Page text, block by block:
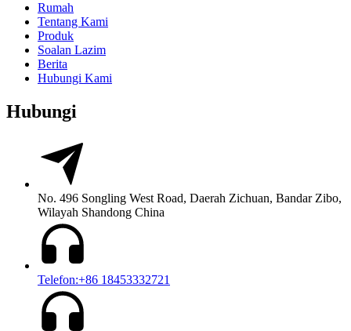
Rumah
Tentang Kami
Produk
Soalan Lazim
Berita
Hubungi Kami
Hubungi
No. 496 Songling West Road, Daerah Zichuan, Bandar Zibo,
Wilayah Shandong China
Telefon:+86 18453332721